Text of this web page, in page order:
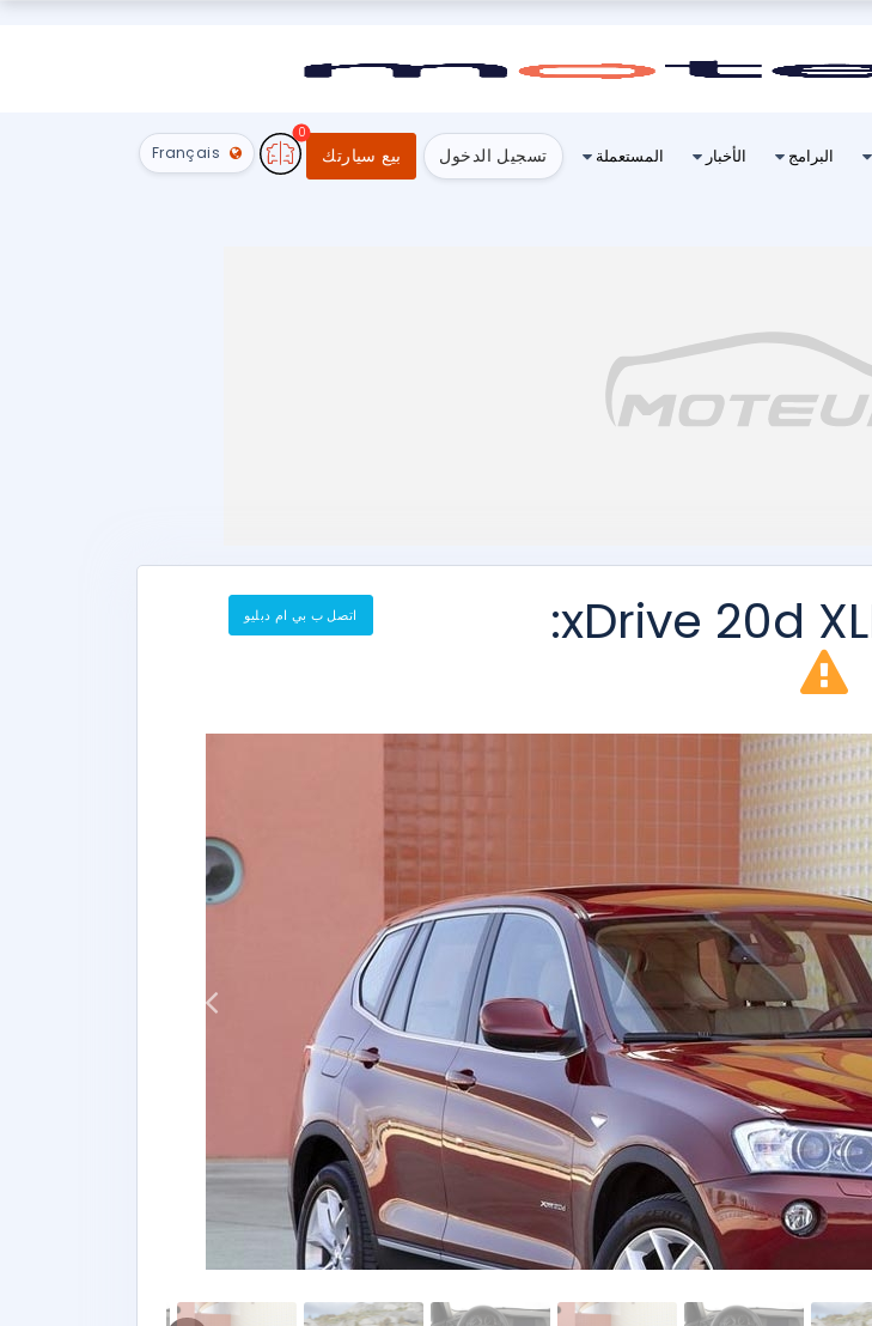
البرامج الأخبار المستعملة تسجيل الدخول بيع سيارتك
0
Français
بي ام دبليو اكس 3 xDrive 20d XLINE 2026: اتصل ب بي ام دبليو